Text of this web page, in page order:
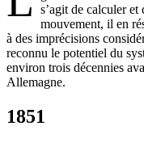
s’agit de calculer et
mouvement, il en
à des imprécisions
reconnu le potentiel du
environ trois décennies
Allemagne.
1851